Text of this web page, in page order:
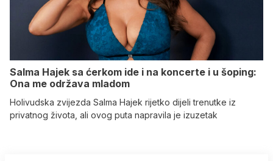
Salma Hajek sa ćerkom ide i na koncerte i u šoping:
Ona me održava mladom
Holivudska zvijezda Salma Hajek rijetko dijeli trenutke iz
privatnog života, ali ovog puta napravila je izuzetak